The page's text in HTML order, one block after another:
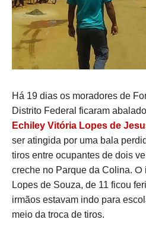
Há 19 dias os moradores de
Distrito Federal ficaram
Echiley Vitória Lopes de
ser atingida por uma bala
tiros entre ocupantes de dois
creche no Parque da Colina. O
Lopes de Souza, de 11 ficou
irmãos estavam indo para
meio da troca de tiros.